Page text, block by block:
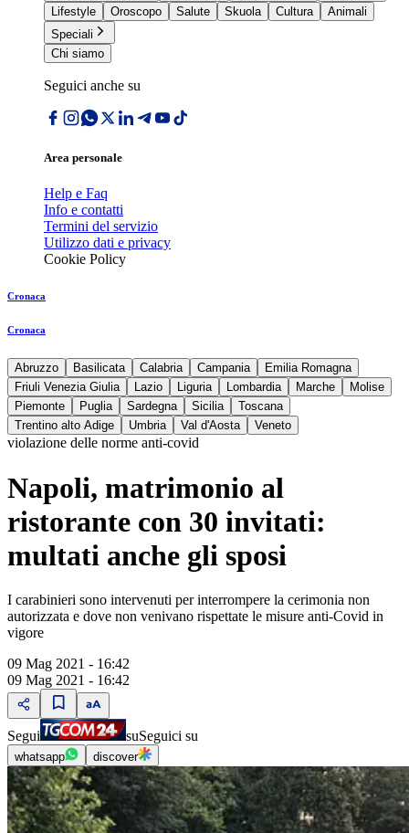
Lifestyle
Oroscopo Salute Skuola Cultura
Animali
Speciali
Chi siamo
Seguici anche su
Area personale
Help e Faq
Info e contatti
Termini del servizio
Utilizzo dati e privacy
Cookie Policy
Cronaca
Cronaca
Abruzzo Basilicata Calabria Campania
Emilia Romagna
Friuli Venezia Giulia
Lazio Liguria Lombardia Marche
Molise
Piemonte
Puglia Sardegna Sicilia
Toscana
Trentino alto Adige
Umbria Val d'Aosta Veneto
violazione delle norme anti-covid
Napoli, matrimonio al
ristorante con 30 invitati:
multati anche gli sposi
I carabinieri sono intervenuti per interrompere la cerimonia non
autorizzata e dove non venivano rispettate le misure anti-Covid in
vigore
09 Mag 2021 - 16:42
09 Mag 2021 - 16:42
Segui suSeguici su
whatsapp discover